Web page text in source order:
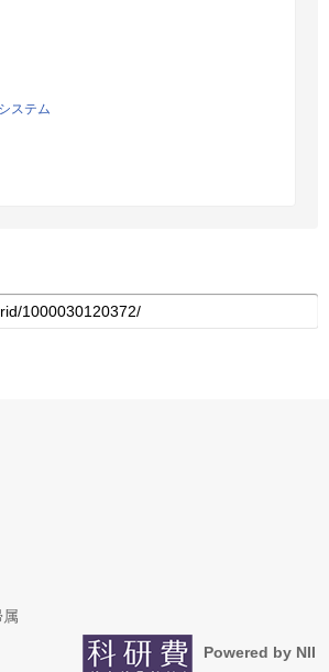
ステム
Powered by NII